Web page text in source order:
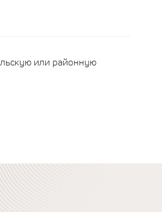
или районную